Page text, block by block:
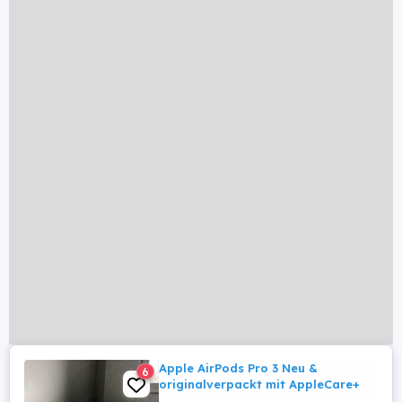
6
Apple AirPods Pro 3 Neu &
originalverpackt mit AppleCare+